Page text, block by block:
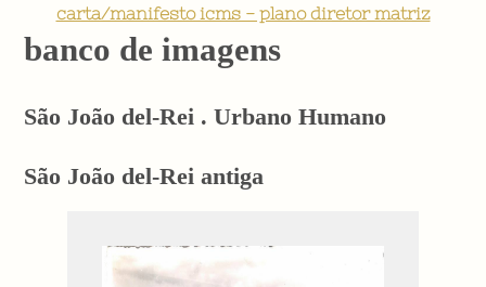
carta/manifesto icms - plano diretor matriz
banco de imagens
São João del-Rei . Urbano Humano
São João del-Rei antiga